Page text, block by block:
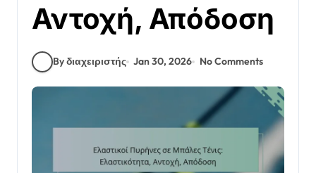
Αντοχή, Απόδοση
By διαχειριστής Jan 30, 2026 No Comments